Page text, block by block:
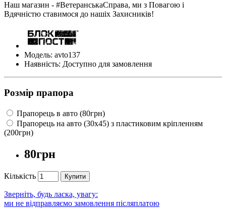
Наш магазин - #ВетеранськаСправа, ми з Повагою і
Вдячністю ставимося до нашіх Захисників!
Модель: avto137
Наявність: Доступно для замовлення
Розмір прапора
Прапорець в авто (80грн)
Прапорець на авто (30х45) з пластиковим кріпленням
(200грн)
80грн
Кількість Купити
Зверніть, будь ласка, увагу:
ми не відправляємо замовлення післяплатою